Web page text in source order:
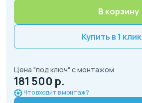
В корзину
Купить в 1 клик
Цена "под ключ" с монтажом
181 500 р.
Что входит в монтаж?